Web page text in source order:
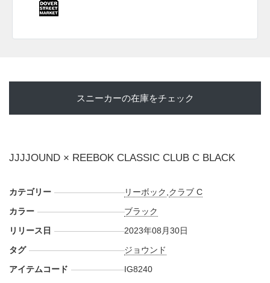
スニーカーの在庫をチェック
JJJJOUND × REEBOK CLASSIC CLUB C BLACK
カテゴリー リーボック クラブ C
カラー
ブラック
リリース日
2023年08月30日
タグ
ジョウンド
アイテムコード
IG8240